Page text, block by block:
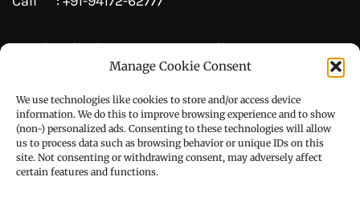
Manage Cookie Consent
We use technologies like cookies to store and/or access device
information. We do this to improve browsing experience and to show
(non-) personalized ads. Consenting to these technologies will allow
us to process data such as browsing behavior or unique IDs on this
site. Not consenting or withdrawing consent, may adversely affect
certain features and functions.
Copyright © All right reserved Powered by Uday Darpan
Theme: Royal News byThemeinWP
हिन्दी / ਹਿੰਦੀ